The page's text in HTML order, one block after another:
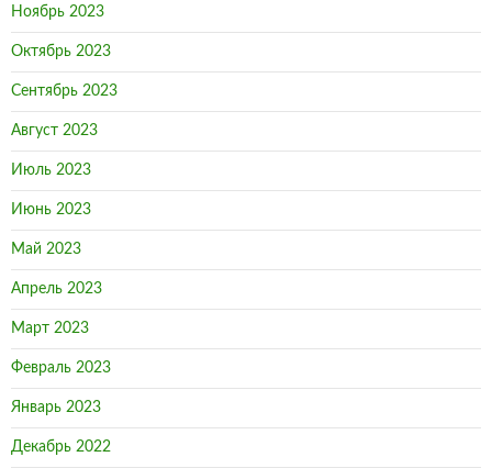
Ноябрь 2023
Октябрь 2023
Сентябрь 2023
Август 2023
Июль 2023
Июнь 2023
Май 2023
Апрель 2023
Март 2023
Февраль 2023
Январь 2023
Декабрь 2022